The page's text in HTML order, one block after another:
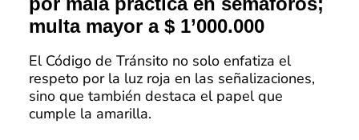
multa mayor a $ 1’000.000
El Código de Tránsito no solo enfatiza el
respeto por la luz roja en las señalizaciones,
sino que también destaca el papel que
cumple la amarilla.